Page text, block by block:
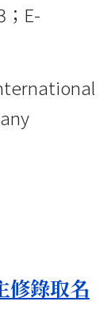
；E-
修錄取名